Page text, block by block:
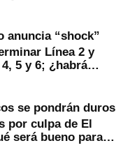
anuncia “shock”
Línea 2 y
5 y 6; ¿habrá
se pondrán duros
por culpa de El
será bueno para